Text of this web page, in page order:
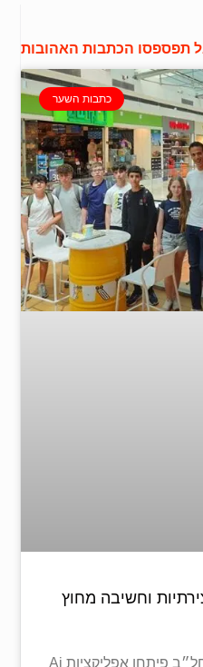
תפספסו הכתבות האהובות
כתבות השער
וחשיבה מחוץ
תלמידי מרכז המחוננים סחל״ב פיתחו אפליקציות Ai